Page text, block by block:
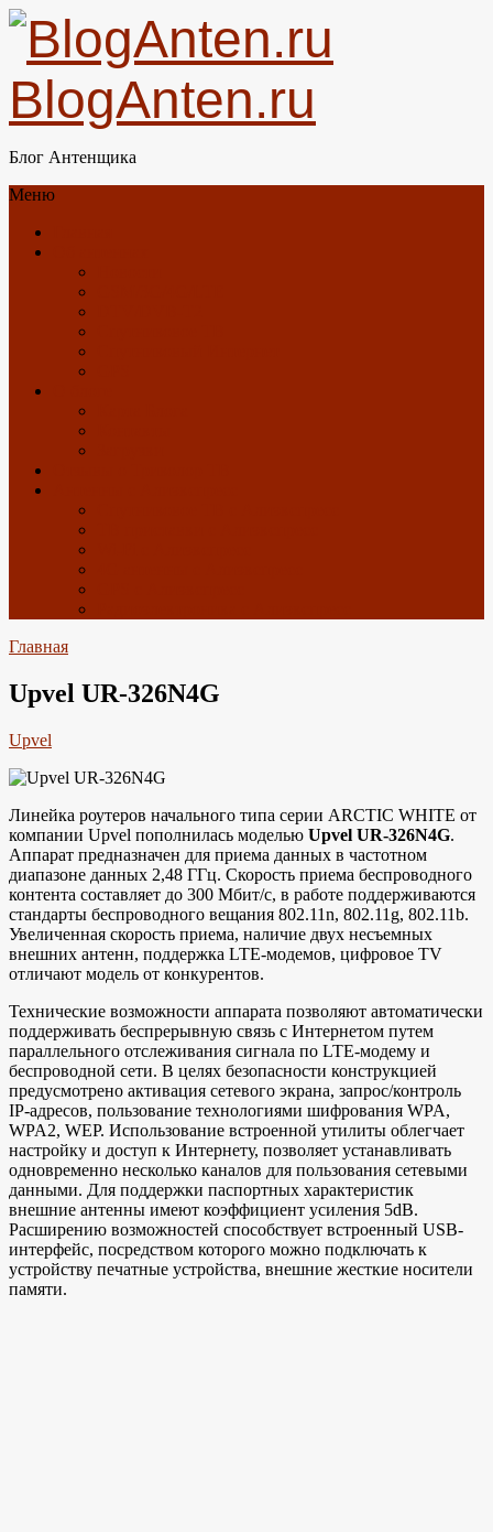
BlogAnten.ru
Блог Антенщика
Меню
Главная
Upvel UR-326N4G
Upvel
Линейка роутеров начального типа серии ARCTIC WHITE от
компании Upvel пополнилась моделью Upvel UR-326N4G.
Аппарат предназначен для приема данных в частотном
диапазоне данных 2,48 ГГц. Скорость приема беспроводного
контента составляет до 300 Мбит/с, в работе поддерживаются
стандарты беспроводного вещания 802.11n, 802.11g, 802.11b.
Увеличенная скорость приема, наличие двух несъемных
внешних антенн, поддержка LTE-модемов, цифровое TV
отличают модель от конкурентов.
Технические возможности аппарата позволяют автоматически
поддерживать беспрерывную связь с Интернетом путем
параллельного отслеживания сигнала по LTE-модему и
беспроводной сети. В целях безопасности конструкцией
предусмотрено активация сетевого экрана, запрос/контроль
IP-адресов, пользование технологиями шифрования WPA,
WPA2, WEP. Использование встроенной утилиты облегчает
настройку и доступ к Интернету, позволяет устанавливать
одновременно несколько каналов для пользования сетевыми
данными. Для поддержки паспортных характеристик
внешние антенны имеют коэффициент усиления 5dB.
Расширению возможностей способствует встроенный USB-
интерфейс, посредством которого можно подключать к
устройству печатные устройства, внешние жесткие носители
памяти.